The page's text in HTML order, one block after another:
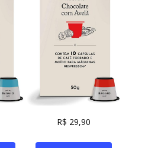
R$ 29,90